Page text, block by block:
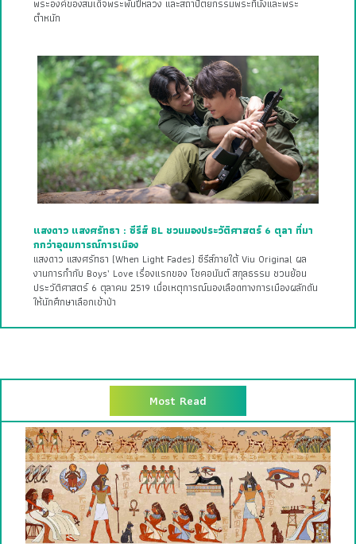
พระองค์ของสมเด็จพระพันปีหลวง และสถาปัตยกรรมพระที่นั่งและพระ
ตำหนัก
แสงดาว แสงศรัทธา : ซีรีส์ BL ชวนมองประวัติศาสตร์ 6 ตุลา ที่มา
กกว่าอุดมการณ์การเมือง
แสงดาว แสงศรัทธา (When Light Fades) ซีรีส์ภายใต้ Viu Original ผล
งานการกำกับ Boys’ Love เรื่องแรกของ โชคอนันต์ สกุลธรรม ชวนย้อน
ประวัติศาสตร์ 6 ตุลาคม 2519 เมื่อเหตุการณ์นองเลือดทางการเมืองผลักดัน
ให้นักศึกษาเลือกเข้าป่า
Most Read